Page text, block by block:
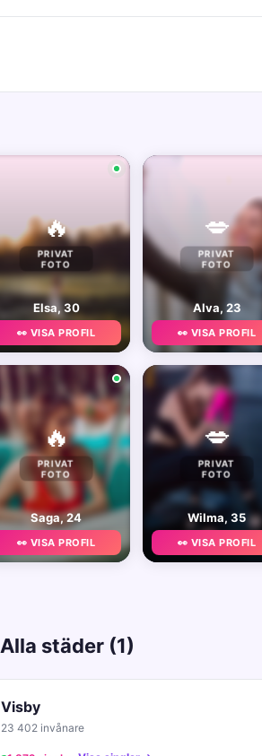
🔥
PRIVAT
FOTO
Elsa, 30
👀 VISA PROFIL
💋
PRIVAT
FOTO
Alva, 23
👀 VISA PROFIL
🔥
PRIVAT
FOTO
Saga, 24
👀 VISA PROFIL
💋
PRIVAT
FOTO
Wilma, 35
👀 VISA PROFIL
Alla städer (1)
Visby
23 402 invånare